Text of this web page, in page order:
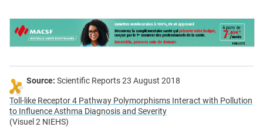
Source: Scientific Reports 23 August 2018
Toll-like Receptor 4 Pathway Polymorphisms Interact with Pollution
to Influence Asthma Diagnosis and Severity
(Visuel 2 NIEHS)